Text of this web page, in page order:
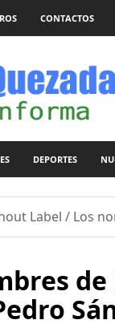
CONTACTOS
DEPORTES
Label / Los